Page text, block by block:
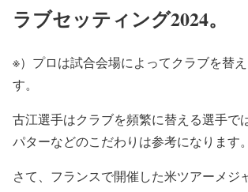
ラブセッティング2024。
※）プロは試合会場によってクラブを替
す。
古江選手はクラブを頻繁に替える選手で
パターなどのこだわりは参考になります。
さて、フランスで開催した米ツアーメジ